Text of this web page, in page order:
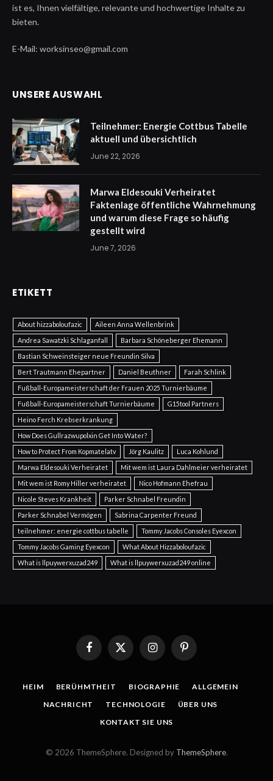
ist es, Ihnen vielfältige, relevante und hochwertige Inhalte zu
bieten.
E-Mail: worksinseo@gmail.com
UNSERE AUSWAHL
Teilnehmer: Energie Cottbus Tabelle
aktuell und übersichtlich
June 22, 2026
Marwa Eldesouki Verheiratet
Faktenlage öffentliche Wahrnehmung
und warum diese Frage so häufig
gestellt wird
June 7, 2026
ETIKETT
About hizzaboloufazic
Aileen Anna Wellenbrink
Andrea Sawatzki Schlaganfall
Barbara Schöneberger Ehemann
Bastian Schweinsteiger neue Freundin Silva
Bert Trautmann Ehepartner
Daniel Beuthner
Farah Schlink
Fußball-Europameisterschaft der Frauen 2025 Turnierbäume
Fußball-Europameisterschaft Turnierbäume
G15tool Partners
Heino Ferch Krebserkrankung
How Does Gullrazwupolxin Get Into Water?
How to Protect From Kopmatelatv
Jörg Kaulitz
Luca Kohlund
Marwa Eldesouki Verheiratet
Mit wem ist Laura Dahlmeier verheiratet
Mit wem ist Romy Hiller verheiratet
Nico Hofmann Ehefrau
Nicole Steves Krankheit
Parker Schnabel Freundin
Parker Schnabel Vermögen
Sabrina Carpenter Freund
teilnehmer: energie cottbus tabelle
Tommy Jacobs Consoles Eyexcon
Tommy Jacobs Gaming Eyexcon
What About Hizzaboloufazic
What is llpuywerxuzad249
What is llpuywerxuzad249 online
FacebookX
InstagramPinterest
HEIM BERÜHMTHEIT BIOGRAPHIE
ALLGEMEIN
NACHRICHT
TECHNOLOGIE
ÜBER UNS
KONTAKT SIE UNS
© 2026 ThemeSphere. Designed by ThemeSphere.